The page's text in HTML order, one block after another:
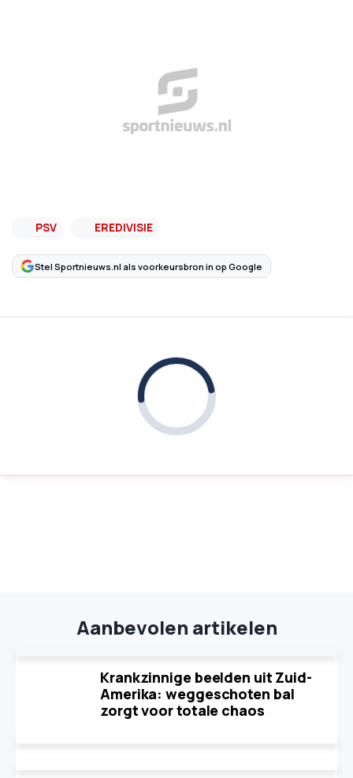
PSV EREDIVISIE
Stel Sportnieuws.nl als voorkeursbron in op Google
Aanbevolen artikelen
Krankzinnige beelden uit Zuid-
Amerika: weggeschoten bal
zorgt voor totale chaos